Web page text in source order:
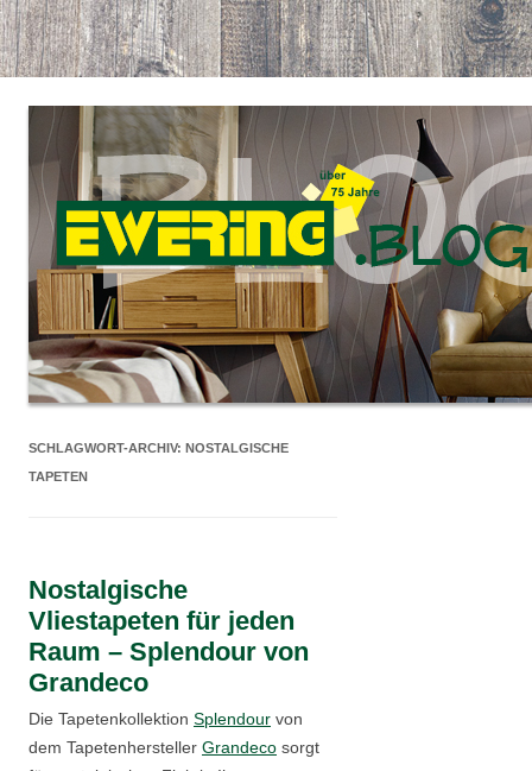
SCHLAGWORT-ARCHIV: NOSTALGISCHE
TAPETEN
Nostalgische
Vliestapeten für jeden
Raum – Splendour von
Grandeco
Die Tapetenkollektion Splendour von
dem Tapetenhersteller Grandeco sorgt